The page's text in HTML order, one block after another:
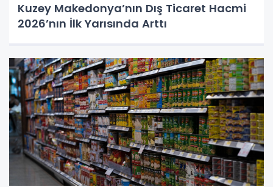
Kuzey Makedonya’nın Dış Ticaret Hacmi
2026’nın İlk Yarısında Arttı